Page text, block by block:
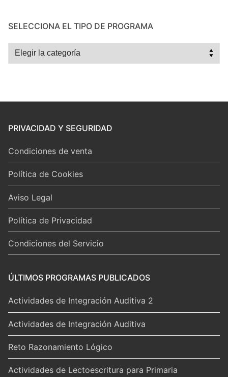
SELECCIONA EL TIPO DE PROGRAMA
Selecciona
programa
PRIVACIDAD Y SEGURIDAD
Condiciones de venta
Política de Cookies
Aviso Legal
Política de Privacidad
Condiciones del Servicio
ÚLTIMOS PROGRAMAS PUBLICADOS
Actividades de Integración Auditiva 2
Actividades de Integración Auditiva
Reto Razonamiento Lógico
Actividades de Lectoescritura para Primaria